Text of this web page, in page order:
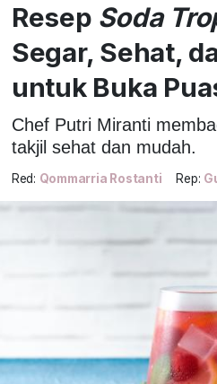
Resep Soda
Segar, Sehat,
untuk Buka
Chef Putri Miranti
takjil sehat dan mudah.
Red: Qommarria Rostanti Rep: